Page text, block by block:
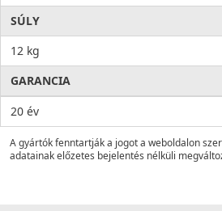
SÚLY
12 kg
GARANCIA
20 év
A gyártók fenntartják a jogot a weboldalon
adatainak előzetes bejelentés nélküli